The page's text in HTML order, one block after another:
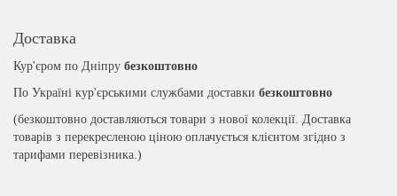
Доставка
Кур'єром по Дніпру безкоштовно
По Україні кур'єрськими службами доставки безкоштовно
(безкоштовно доставляються товари з нової колекції. Доставка
товарів з перекресленою ціною оплачується клієнтом згідно з
тарифами перевізника.)